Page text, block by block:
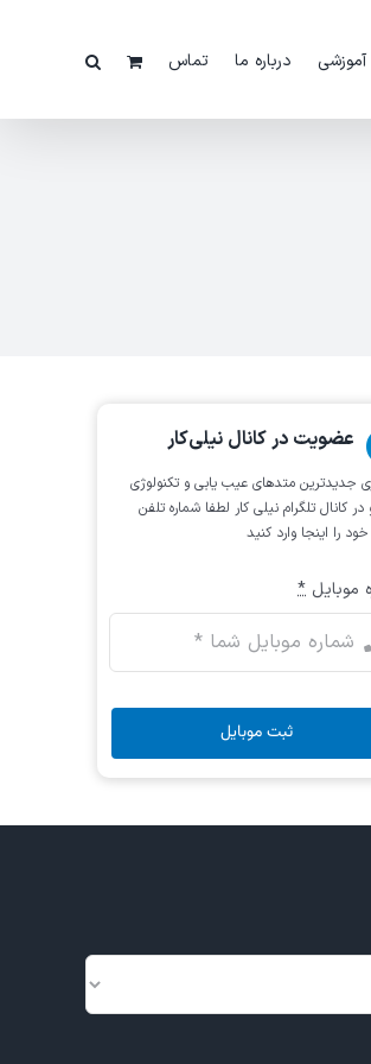
درباره ما تماس
عضویت در کانال نیلی‌کار
جدیدترین متد‌های عیب یابی‌ و تکنولوژی
کانال تلگرام نیلی کار لطفا شماره تلفن
را اینجا وارد کنید
موبایل *
ثبت موبایل